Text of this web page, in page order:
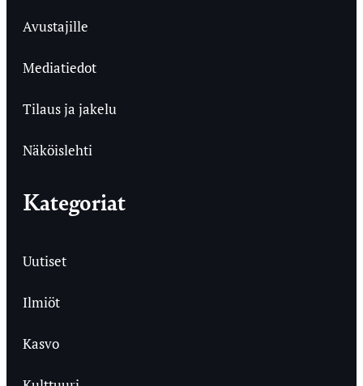
Avustajille
Mediatiedot
Tilaus ja jakelu
Näköislehti
Kategoriat
Uutiset
Ilmiöt
Kasvo